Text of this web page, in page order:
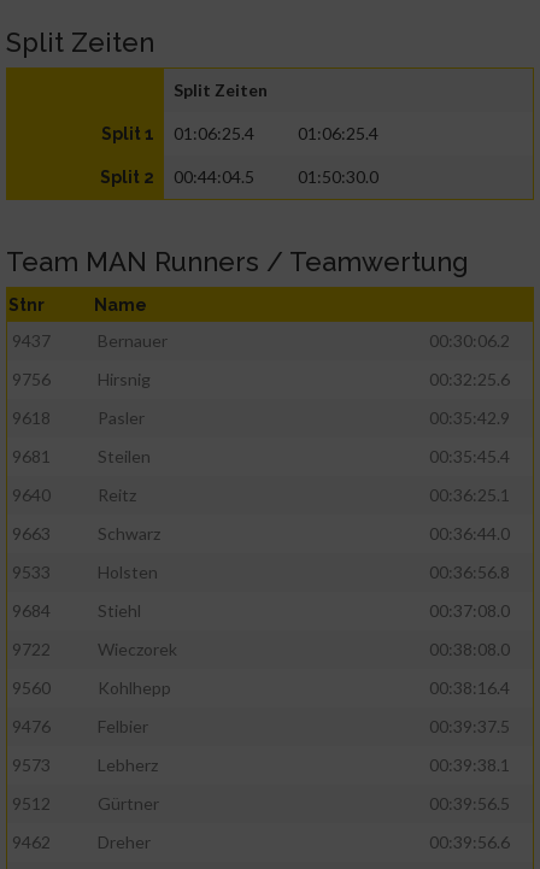
Split Zeiten
Split Zeiten
Split 1 01:06:25.4 01:06:25.4
Split 2 00:44:04.5 01:50:30.0
Team MAN Runners / Teamwertung
Stnr Name
9437 Bernauer
00:30:06.2
9756
Hirsnig
00:32:25.6
9618
Pasler
00:35:42.9
9681
Steilen
00:35:45.4
9640
Reitz
00:36:25.1
9663
Schwarz
00:36:44.0
9533
Holsten
00:36:56.8
9684
Stiehl
00:37:08.0
9722
Wieczorek
00:38:08.0
9560
Kohlhepp
00:38:16.4
9476
Felbier
00:39:37.5
9573
Lebherz
00:39:38.1
9512
Gürtner
00:39:56.5
9462
Dreher
00:39:56.6